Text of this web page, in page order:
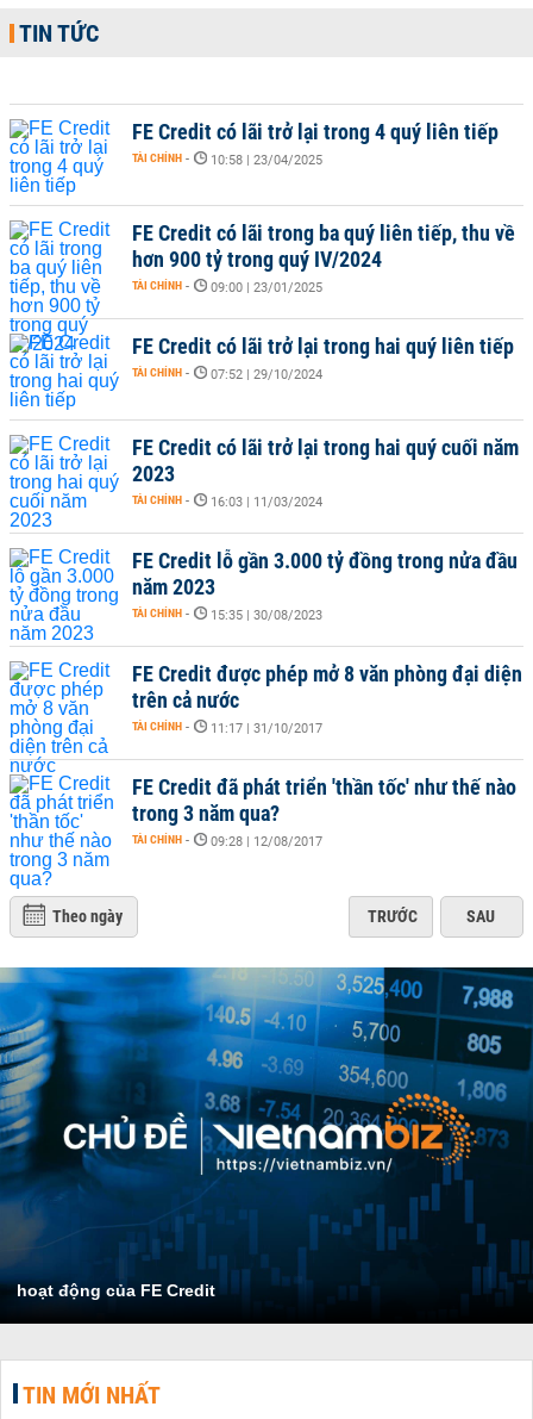
TIN TỨC
FE Credit có lãi trở lại trong 4 quý liên tiếp
TÀI CHÍNH - 10:58 | 23/04/2025
FE Credit có lãi trong ba quý liên tiếp, thu về
hơn 900 tỷ trong quý IV/2024
TÀI CHÍNH - 09:00 | 23/01/2025
FE Credit có lãi trở lại trong hai quý liên tiếp
TÀI CHÍNH - 07:52 | 29/10/2024
FE Credit có lãi trở lại trong hai quý cuối năm
2023
TÀI CHÍNH - 16:03 | 11/03/2024
FE Credit lỗ gần 3.000 tỷ đồng trong nửa đầu
năm 2023
TÀI CHÍNH - 15:35 | 30/08/2023
FE Credit được phép mở 8 văn phòng đại diện
trên cả nước
TÀI CHÍNH - 11:17 | 31/10/2017
FE Credit đã phát triển 'thần tốc' như thế nào
trong 3 năm qua?
TÀI CHÍNH - 09:28 | 12/08/2017
Theo ngày TRƯỚC SAU
hoạt động của FE Credit
TIN MỚI NHẤT